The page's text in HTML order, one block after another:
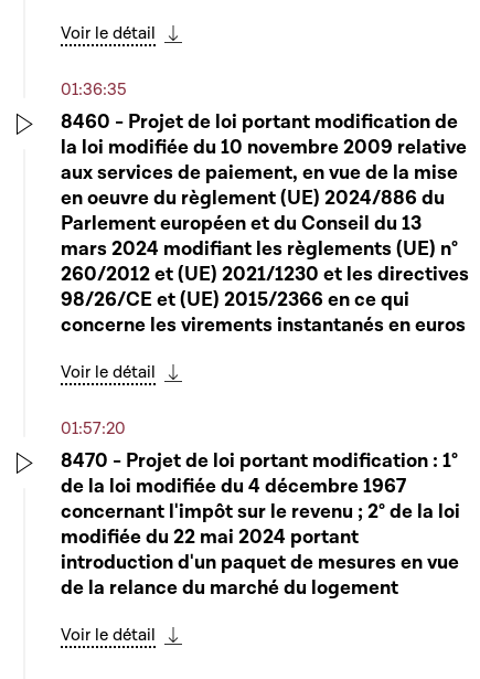
Voir le détail
01:36:35
8460 - Projet de loi portant modification de
la loi modifiée du 10 novembre 2009 relative
aux services de paiement, en vue de la mise
en oeuvre du règlement (UE) 2024/886 du
Parlement européen et du Conseil du 13
mars 2024 modifiant les règlements (UE) n°
260/2012 et (UE) 2021/1230 et les directives
98/26/CE et (UE) 2015/2366 en ce qui
concerne les virements instantanés en euros
Voir le détail
Play
01:57:20
8470 - Projet de loi portant modification : 1°
de la loi modifiée du 4 décembre 1967
concernant l'impôt sur le revenu ; 2° de la loi
modifiée du 22 mai 2024 portant
introduction d'un paquet de mesures en vue
de la relance du marché du logement
Voir le détail